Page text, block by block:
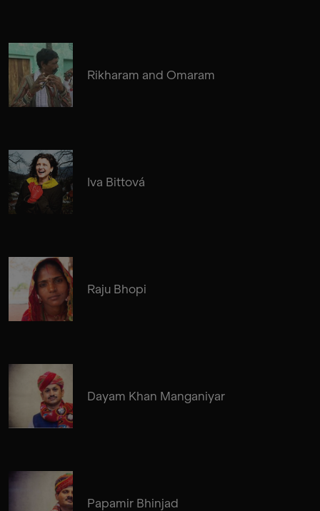
Rikharam and Omaram
Iva Bittová
Raju Bhopi
Dayam Khan Manganiyar
Papamir Bhinjad